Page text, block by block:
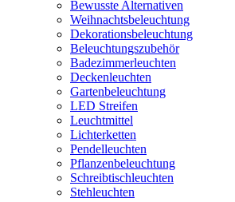
Bewusste Alternativen
Weihnachtsbeleuchtung
Dekorationsbeleuchtung
Beleuchtungszubehör
Badezimmerleuchten
Deckenleuchten
Gartenbeleuchtung
LED Streifen
Leuchtmittel
Lichterketten
Pendelleuchten
Pflanzenbeleuchtung
Schreibtischleuchten
Stehleuchten